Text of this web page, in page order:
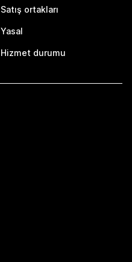
Satış ortakları
Yasal
Hizmet durumu